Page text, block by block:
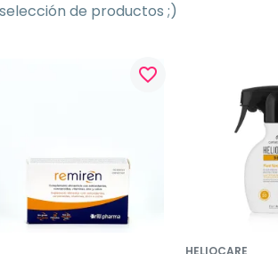
de productos ;)
favorite_border